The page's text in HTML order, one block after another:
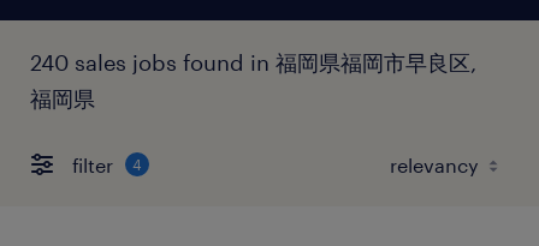
240 sales jobs found in 福岡県福岡市早良区,
福岡県
filter 4